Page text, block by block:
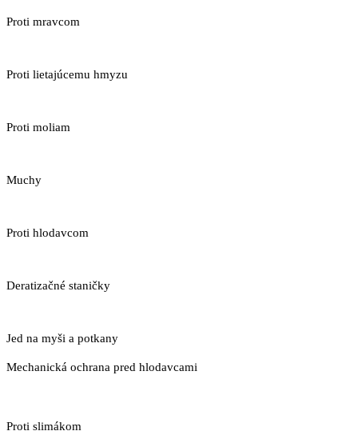
Proti mravcom
Proti lietajúcemu hmyzu
Proti moliam
Muchy
Proti hlodavcom
Deratizačné staničky
Jed na myši a potkany
Mechanická ochrana pred hlodavcami
Proti slimákom